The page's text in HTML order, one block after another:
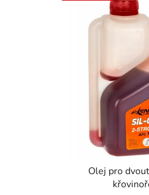
Olej pro dvoutaktní motory